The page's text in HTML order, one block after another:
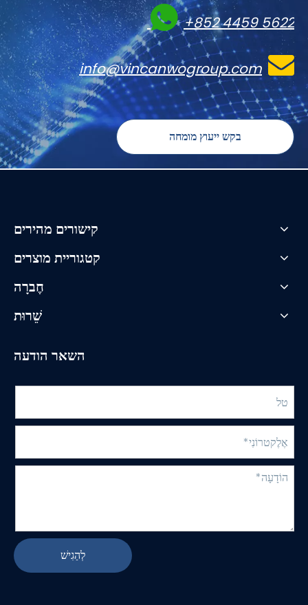
 +852 4459 5622

info@vincanwogroup.com
בקש ייעוץ מומחה
קישורים מהירים
קטגוריית מוצרים
חֶברָה
שֵׁרוּת
השאר הודעה
לְהַגִישׁ